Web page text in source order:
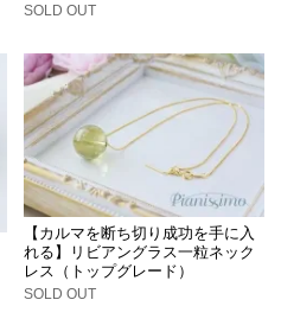
SOLD OUT
【カルマを断ち切り成功を手に入
れる】リビアングラス一粒ネック
レス（トップグレード）
SOLD OUT